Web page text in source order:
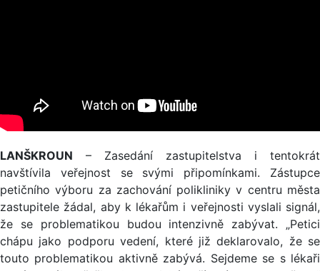
LANŠKROUN – Zasedání zastupitelstva i tentokrát
navštívila veřejnost se svými připomínkami. Zástupce
petičního výboru za zachování polikliniky v centru města
zastupitele žádal, aby k lékařům i veřejnosti vyslali signál,
že se problematikou budou intenzivně zabývat. „Petici
chápu jako podporu vedení, které již deklarovalo, že se
touto problematikou aktivně zabývá. Sejdeme se s lékaři